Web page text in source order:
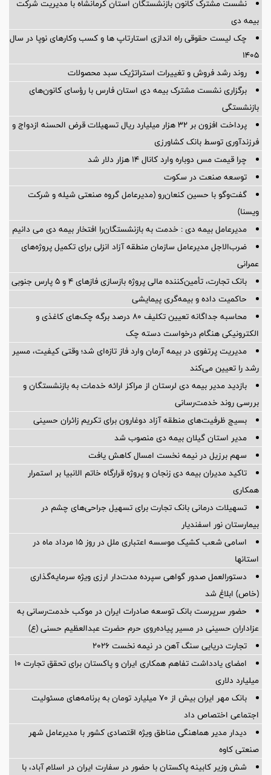
نشست مشترک کانون بازنشستگان استان کرمانشاه با مدیریت شرکت
بیمه دی
چک لیست حقوقی راه اندازی استارتاپ ها و کسب وکارهای نوپا در سال
۱۴۰۵
روند رشد فروش و تغییرات استراتژیک سبد محصولات
برگزاری نشست مشترک بیمه دی استان فارس با رؤسای کانون‌های
بازنشستگی
پرداخت افزون بر 32 هزار میلیارد ریال تسهیلات قرض الحسنه ازدواج و
فرزندآوری توسط بانک کشاورزی
چرا قیمت مس دوباره وارد کانال ۱۴ هزار دلار شد
توسعه صنعت در سکوت
گفت‌وگو با حسین كنعان‌رو (مدیرعامل گروه صنعتی شیله و شركت
ویسنا)
مدیرعامل بیمه دی : خدمت به بازنشستگان‌را افتخار بیمه دی می دانیم
ضرب‌الاجل مدیرعامل سازمان منطقه آزاد انزلی برای تكمیل پروژه‌های
عمرانی
بانک تجارت، تأمین‌کننده مالی پروژه بازسازی فازهای ۴ و ۵ پارس جنوبی
حاکمیت داده و بیمه‌گری پیمایشی
محاسبه جداگانه تعیین تکلیف 80 درصد برگه چک‌های کاغذی و
الکترونیکی هنگام درخواست دسته چک
مدیریت پرتفوی در بیمه آرمان وارد فاز تازه‌ای شد؛ وقتی کیفیت، مسیر
رشد را تعیین می‌کند
بازدید مدیر بیمه دی لرستان از مراکز ارائه خدمات به بازنشستگان و
بررسی روند خدمت‌رسانی
بسیج ظرفیت‌های منطقه آزاد دوغارون برای تکریم زائران حسینی
مدیر استان گیلان بیمه دی منصوب شد
سهم برزیل در نیمه نخست امسال کاهش یافت
تاکید مدیران بیمه دی زنجان و پروژه قرارگاه خاتم الانبیا بر استمرار
همکاری
تسهیلات درمانی بانک تجارت برای تسهیل جراحی‌های چشم در
بیمارستان نور اسفندیار
اسامی شعب کشیک موسسه اعتباری ملل در روز 15 مرداد ماه در
استانها
دستورالعمل صدور گواهی سپرده مدت‌دار ارزی ویژه سرمایه‌گذاری
(خاص) ابلاغ شد
حضور سرپرست بانک توسعه صادرات ایران در موکب خدمت‌رسانی به
عزاداران حسینی در مسیر پیاده‌روی حرم حضرت عبدالعظیم حسنی (ع)
تجارت دریایی سنگ آهن در نیمه نخست ۲۰۲۶
امضای یادداشت تفاهم همکاری ایران و پاکستان برای تحقق تجارت ۱۰
میلیارد دلاری
بانک مهر ایران بیش از ۷۰ میلیارد تومان به برنامه‌های مسئولیت
اجتماعی اختصاص داد
دیدار مدیر هماهنگی مناطق ویژه اقتصادی کشور با مدیرعامل شهر
صنعتی کاوه
شش وزیر کابینه پاکستان با حضور در سفارت ایران در اسلام آباد، با